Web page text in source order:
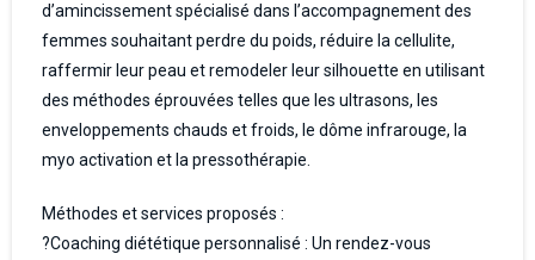
d’amincissement spécialisé dans l’accompagnement des
femmes souhaitant perdre du poids, réduire la cellulite,
raffermir leur peau et remodeler leur silhouette en utilisant
des méthodes éprouvées telles que les ultrasons, les
enveloppements chauds et froids, le dôme infrarouge, la
myo activation et la pressothérapie.
Méthodes et services proposés :
?Coaching diététique personnalisé : Un rendez-vous